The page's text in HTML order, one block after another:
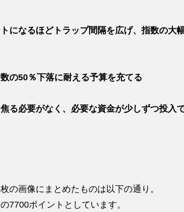
になるほどトラップ間隔を広げ、指数の大
の50％下落に耐える予算を充てる
る必要がなく、必要な資金が少しずつ投入
の画像にまとめたものは以下の通り。
7700ポイントとしています。